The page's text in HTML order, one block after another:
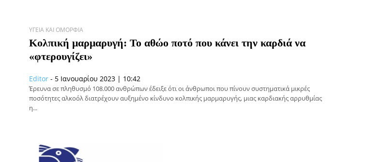
ΥΓΕΊΑ ΚΑΙ ΟΜΟΡΦΙΆ
Κολπική μαρμαρυγή: Το αθώο ποτό που κάνει την καρδιά να
«φτερουγίζει»
Editor - 5 Ιανουαρίου 2023 | 10:42
Έρευνα σε πληθυσμό 108.000 ανθρώπων έδειξε ότι οι άνθρωποι που πίνουν συστηματικά μικρές
ποσότητες αλκοόλ διατρέχουν αυξημένο κίνδυνο κολπικής μαρμαρυγής, μιας καρδιακής αρρυθμίας
η...